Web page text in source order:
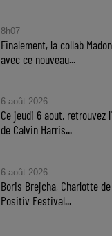
8h07
Finalement, la collab
avec ce nouveau...
6 août 2026
Ce jeudi 6 aout, retrouvez
de Calvin Harris...
6 août 2026
Boris Brejcha, Charlotte
Positiv Festival...